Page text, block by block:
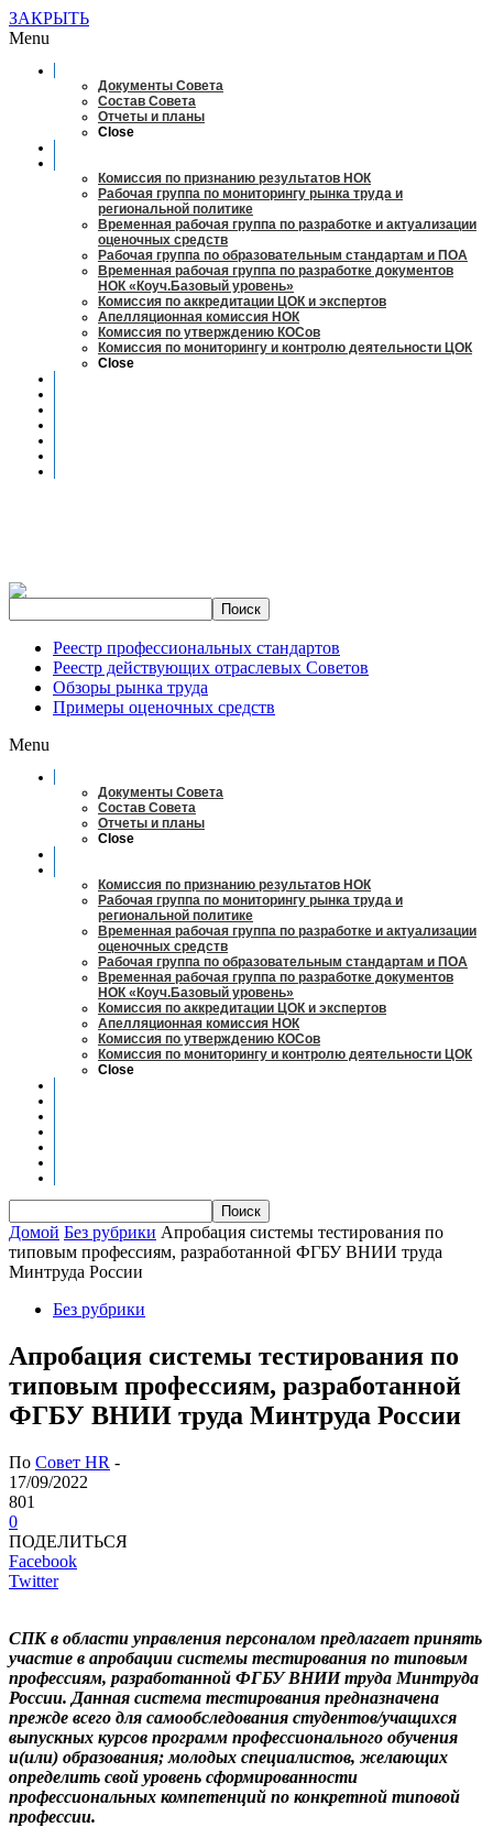
ЗАКРЫТЬ
Menu
Документы Совета
Состав Совета
Отчеты и планы
Close
Комиссия по признанию результатов НОК
Рабочая группа по мониторингу рынка труда и
региональной политике
Временная рабочая группа по разработке и актуализации
оценочных средств
Рабочая группа по образовательным стандартам и ПОА
Временная рабочая группа по разработке документов
НОК «Коуч.Базовый уровень»
Комиссия по аккредитации ЦОК и экспертов
Апелляционная комиссия НОК
Комиссия по утверждению КОСов
Комиссия по мониторингу и контролю деятельности ЦОК
Close
Реестр профессиональных стандартов
Реестр действующих отраслевых Советов
Обзоры рынка труда
Примеры оценочных средств
Menu
Документы Совета
Состав Совета
Отчеты и планы
Close
Комиссия по признанию результатов НОК
Рабочая группа по мониторингу рынка труда и
региональной политике
Временная рабочая группа по разработке и актуализации
оценочных средств
Рабочая группа по образовательным стандартам и ПОА
Временная рабочая группа по разработке документов
НОК «Коуч.Базовый уровень»
Комиссия по аккредитации ЦОК и экспертов
Апелляционная комиссия НОК
Комиссия по утверждению КОСов
Комиссия по мониторингу и контролю деятельности ЦОК
Close
Домой Без рубрики Апробация системы тестирования по
типовым профессиям, разработанной ФГБУ ВНИИ труда
Минтруда России
Без рубрики
Апробация системы тестирования по
типовым профессиям, разработанной
ФГБУ ВНИИ труда Минтруда России
По Совет HR -
17/09/2022
801
0
ПОДЕЛИТЬСЯ
Facebook
Twitter
СПК в области управления персоналом предлагает принять
участие в апробации системы тестирования по типовым
профессиям, разработанной ФГБУ ВНИИ труда Минтруда
России. Данная система тестирования предназначена
прежде всего для самообследования студентов/учащихся
выпускных курсов программ профессионального обучения
и(или) образования; молодых специалистов, желающих
определить свой уровень сформированности
профессиональных компетенций по конкретной типовой
профессии.